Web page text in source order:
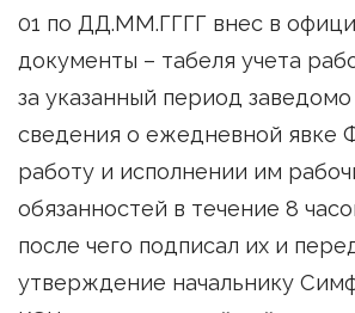
01 по ДД.ММ.ГГГГ внес в
документы – табеля учета
за указанный период
сведения о ежедневной явке
работу и исполнении им
обязанностей в течение 8
после чего подписал их и
утверждение начальнику